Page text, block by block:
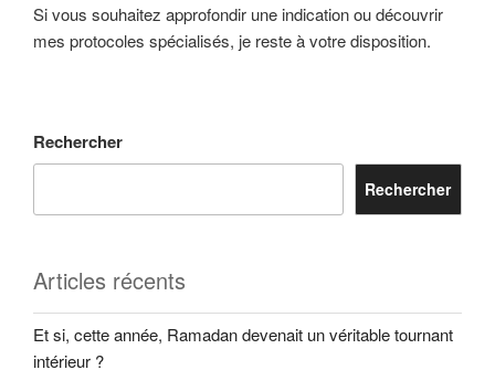
Si vous souhaitez approfondir une indication ou découvrir
mes protocoles spécialisés, je reste à votre disposition.
Rechercher
Rechercher
Articles récents
Et si, cette année, Ramadan devenait un véritable tournant
intérieur ?